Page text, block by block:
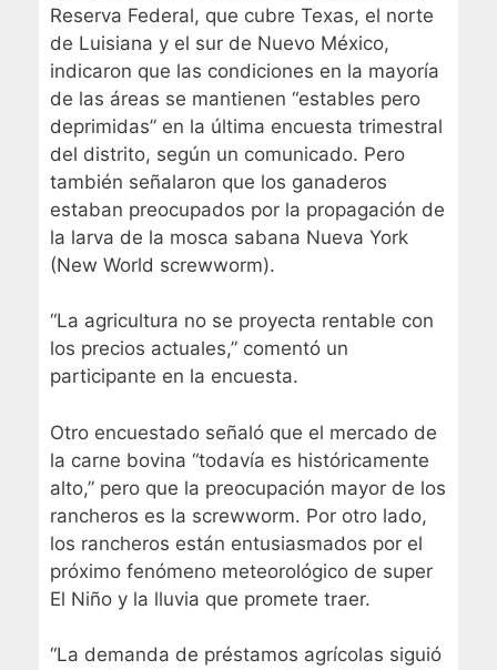
Reserva Federal, que cubre Texas, el norte
de Luisiana y el sur de Nuevo México,
indicaron que las condiciones en la mayoría
de las áreas se mantienen “estables pero
deprimidas” en la última encuesta trimestral
del distrito, según un comunicado. Pero
también señalaron que los ganaderos
estaban preocupados por la propagación de
la larva de la mosca sabana Nueva York
(New World screwworm).
“La agricultura no se proyecta rentable con
los precios actuales,” comentó un
participante en la encuesta.
Otro encuestado señaló que el mercado de
la carne bovina “todavía es históricamente
alto,” pero que la preocupación mayor de los
rancheros es la screwworm. Por otro lado,
los rancheros están entusiasmados por el
próximo fenómeno meteorológico de super
El Niño y la lluvia que promete traer.
“La demanda de préstamos agrícolas siguió